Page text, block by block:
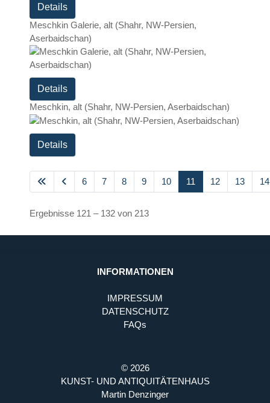
Details
Meschkin Galerie, alt (Shahr, NW-Persien,
Aserbaidschan)
Details
Meschkin, alt (Shahr, NW-Persien, Aserbaidschan)
Details
6 7 8 9 10 11 12 13 14
Ergebnisse 121 – 132 von 213
INFORMATIONEN
IMPRESSUM
DATENSCHUTZ
FAQs
© 2026
KUNST- UND ANTIQUITÄTENHAUS
Martin Denzinger